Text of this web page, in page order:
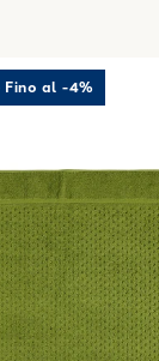
Sirena in
Fino al -4%